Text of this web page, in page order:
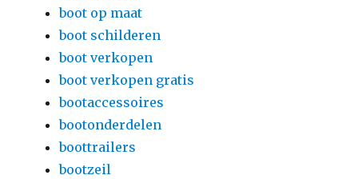
boot op maat
boot schilderen
boot verkopen
boot verkopen gratis
bootaccessoires
bootonderdelen
boottrailers
bootzeil